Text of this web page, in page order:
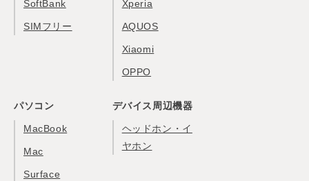
SoftBank
SIMフリー
Xperia
AQUOS
Xiaomi
OPPO
パソコン
MacBook
Mac
Surface
デバイス周辺機器
ヘッドホン・イ
ヤホン